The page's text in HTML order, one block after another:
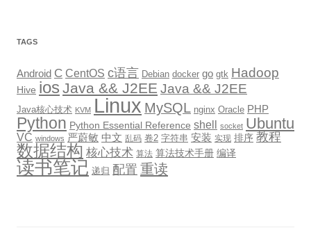
TAGS
Android C CentOS c语言 Debian docker go gtk Hadoop
Hive ios Java && J2EE Java && J2EE
Java核心技术 KVM Linux MySQL nginx Oracle PHP
Python Python Essential Reference shell socket Ubuntu
VC windows 严蔚敏 中文 乱码 卷2 字符串 安装 实现 排序 教程
数据结构 核心技术 算法 算法技术手册 编译
读书笔记 递归 配置 重读